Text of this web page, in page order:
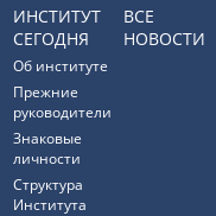
ИНСТИТУТ
СЕГОДНЯ
Об институте
Прежние
руководители
Знаковые
личности
Структура
Института
ВСЕ
НОВОСТИ